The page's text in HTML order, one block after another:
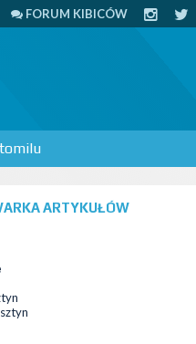
FORUM KIBICÓW
ARTYKUŁÓW